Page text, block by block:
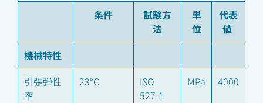
条件
試験方
法
単
位
代表
値
機械特性
引張弾性
率
23°C
ISO
527-1
MPa 4000